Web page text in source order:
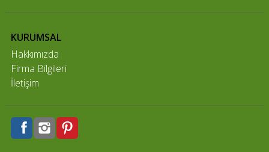
KURUMSAL
Hakkımızda
Firma Bilgileri
İletişim